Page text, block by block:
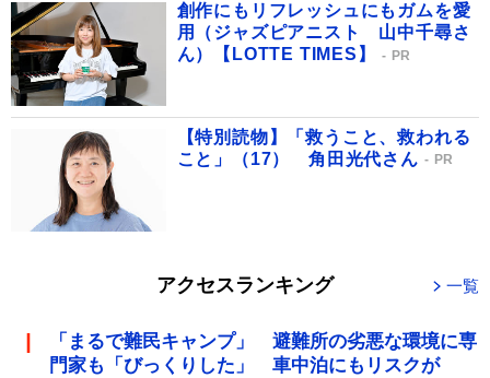
創作にもリフレッシュにもガムを愛
用（ジャズピアニスト 山中千尋さ
ん）【LOTTE TIMES】
PR
【特別読物】「救うこと、救われる
こと」（17） 角田光代さん
PR
アクセスランキング 一覧
「まるで難民キャンプ」 避難所の劣悪な環境に専
門家も「びっくりした」 車中泊にもリスクが